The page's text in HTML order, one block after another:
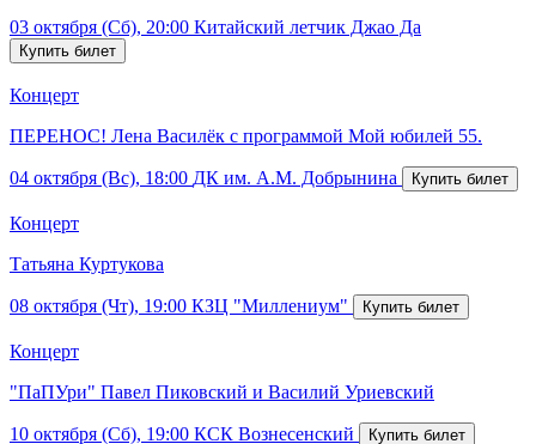
03 октября (Сб), 20:00 Китайский летчик Джао Да
Концерт
ПЕРЕНОС! Лена Василёк с программой Мой юбилей 55.
04 октября (Вс), 18:00 ДК им. А.М. Добрынина
Концерт
Татьяна Куртукова
08 октября (Чт), 19:00 КЗЦ "Миллениум"
Концерт
"ПаПУри" Павел Пиковский и Василий Уриевский
10 октября (Сб), 19:00 КСК Вознесенский